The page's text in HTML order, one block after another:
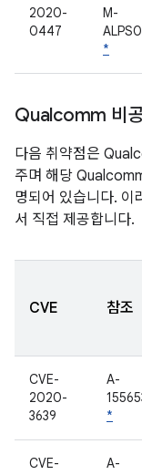
2020-
0447
M-
*
Qualcomm 비
다음 취약점은
주며 해당
명되어 있습니다. 이
서 직접 제공합니다.
CVE 참조
CVE-
2020-
3639
A-
*
CVE-
A-